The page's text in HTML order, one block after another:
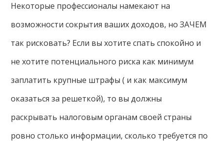
Некоторые профессионалы намекают на
возможности сокрытия ваших доходов, но ЗАЧЕМ
так рисковать? Если вы хотите спать спокойно и
не хотите потенциального риска как минимум
заплатить крупные штрафы ( и как максимум
оказаться за решеткой), то вы должны
раскрывать налоговым органам своей страны
ровно столько информации, сколько требуется по